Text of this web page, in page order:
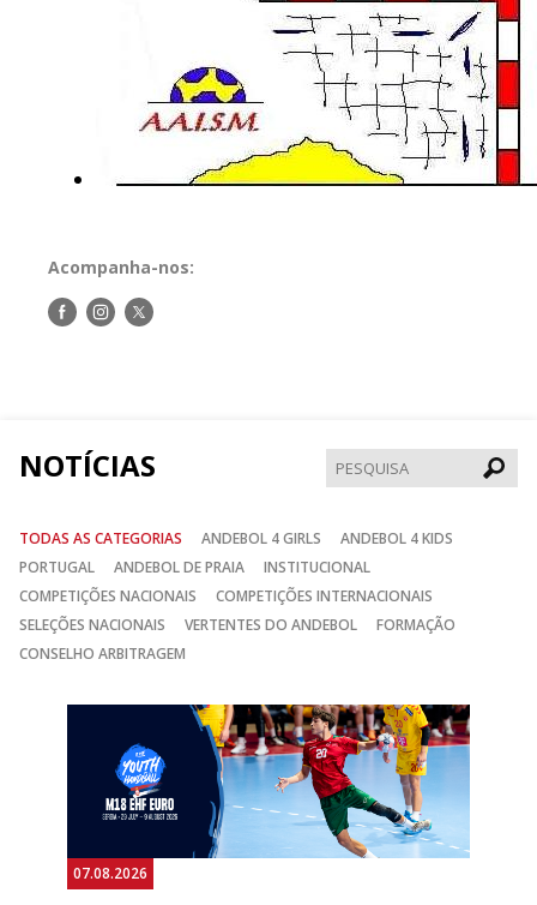
Acompanha-nos:
Siga-Siga-Siga-
NOTÍCIAS
TODAS AS CATEGORIAS ANDEBOL 4 GIRLS
ANDEBOL 4 KIDS
PORTUGAL
ANDEBOL DE PRAIA
INSTITUCIONAL
COMPETIÇÕES NACIONAIS
COMPETIÇÕES INTERNACIONAIS
SELEÇÕES NACIONAIS
VERTENTES DO ANDEBOL
FORMAÇÃO
CONSELHO ARBITRAGEM
07.08.2026